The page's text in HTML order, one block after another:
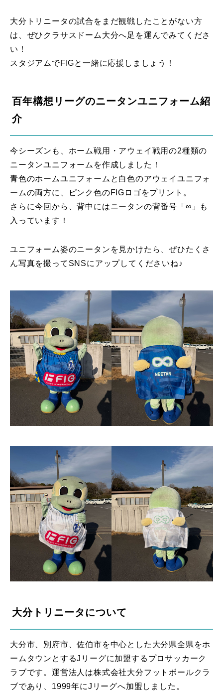
大分トリニータの試合をまだ観戦したことがない方
は、ぜひクラサスドーム大分へ足を運んでみてくださ
い！
スタジアムでFIGと一緒に応援しましょう！
百年構想リーグのニータンユニフォーム紹
介
今シーズンも、ホーム戦用・アウェイ戦用の2種類の
ニータンユニフォームを作成しました！
青色のホームユニフォームと白色のアウェイユニフォ
ームの両方に、ピンク色のFIGロゴをプリント。
さらに今回から、背中にはニータンの背番号「∞」も
入っています！
ユニフォーム姿のニータンを見かけたら、ぜひたくさ
ん写真を撮ってSNSにアップしてくださいね♪
大分トリニータについて
大分市、別府市、佐伯市を中心とした大分県全県をホ
ームタウンとするJリーグに加盟するプロサッカーク
ラブです。運営法人は株式会社大分フットボールクラ
ブであり、1999年にJリーグへ加盟しました。